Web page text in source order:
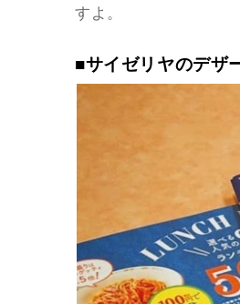
すよ。
■サイゼリヤのデザ